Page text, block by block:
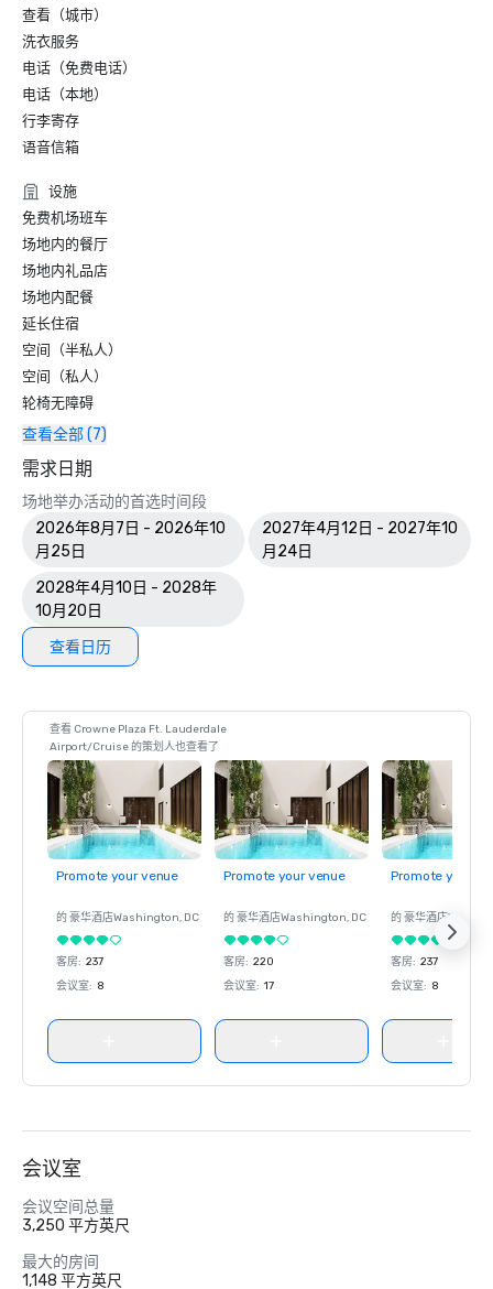
查看（城市）
洗衣服务
电话（免费电话）
电话（本地）
行李寄存
语音信箱
设施
免费机场班车
场地内的餐厅
场地内礼品店
场地内配餐
延长住宿
空间（半私人）
空间（私人）
轮椅无障碍
查看全部 (7)
需求日期
场地举办活动的首选时间段
2026年8月7日 - 2026年10
月25日
2027年4月12日 - 2027年10
月24日
2028年4月10日 - 2028年
10月20日
查看日历
查看 Crowne Plaza Ft. Lauderdale
Airport/Cruise 的策划人也查看了
Promote your venue
的 豪华酒店Washington, DC
客房: 237
会议室: 8
Promote your venue
的 豪华酒店Washington, DC
客房: 220
会议室: 17
Promote your
的 豪华酒店
客房: 237
会议室: 8
会议室
会议空间总量
3,250 平方英尺
最大的房间
1,148 平方英尺